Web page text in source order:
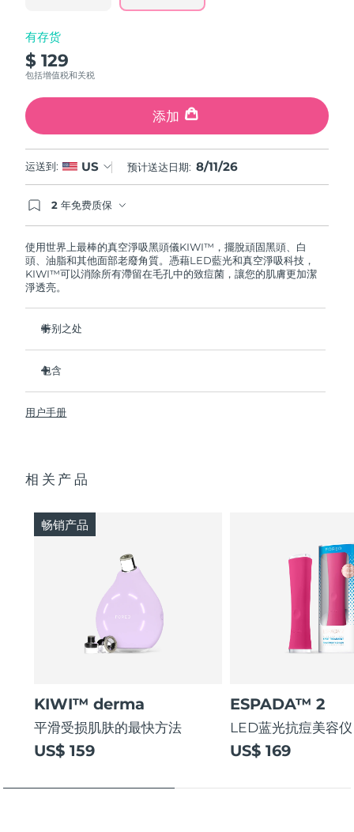
有存货
$ 129
包括增值税和关税
添加
运送到: US 预计送达日期: 8/11/26
2 年免费质保
使用世界上最棒的真空淨吸黑頭儀KIWI™，擺脫頑固黑頭、白
頭、油脂和其他面部老廢角質。憑藉LED藍光和真空淨吸科技，
KIWI™可以消除所有滯留在毛孔中的致痘菌，讓您的肌膚更加潔
淨透亮。
特别之处
波長415nm的LED藍光可預防爆痘，並對儀器進行自我消毒。
收緊並縮小毛孔，打造光滑無瑕的肌膚。
唯一無需更換濾芯的黑頭儀。
理。
包含
USB充電線
2年质保 (西班牙、葡萄牙、瑞典：3年质保)
用户手册
相关产品
KIWI™ derma
平滑受损肌肤的最快方法
US$ 159
畅销产品
ESPADA™ 2
LED蓝光抗痘美容仪
US$ 169
斯洛文尼亚
韩国 8/12/26
西班牙 预计送达日期
瑞典
瑞士 预计送达日期 8/10/26
台湾 预计送达日期8/15/26
泰国
土耳其 预计送达日期8/11/26
阿拉伯联合酋长国
越南